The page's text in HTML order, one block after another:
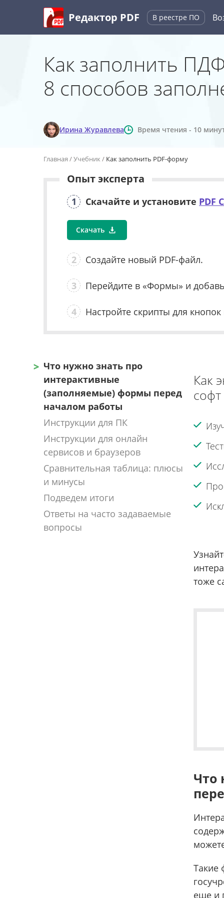
Редактор PDF В реестре ПО
Как заполнить
8 способов
Ирина Журавлева Время чтения - 10
Главная Учебник Как заполнить PDF-форму
Опыт эксперта
1 Скачайте и установите PDF
Скачать
2 Создайте новый PDF-файл.
3 Перейдите в «Формы» и
4 Настройте скрипты для
Что нужно знать про
интерактивные
(заполняемые) формы перед
началом работы
Инструкции для ПК
Инструкции для онлайн
сервисов и браузеров
Сравнительная таблица: плюсы
и минусы
Подведем итоги
Ответы на часто задаваемые
вопросы
Как
тоже
Что
Такие
еще и